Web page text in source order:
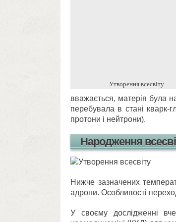
Утворення всесвіту
вважається, матерія була
перебувала в стані кварк-
протони і нейтрони).
Народження
Нижче зазначених
адрони. Особливості
У своєму дослідженні